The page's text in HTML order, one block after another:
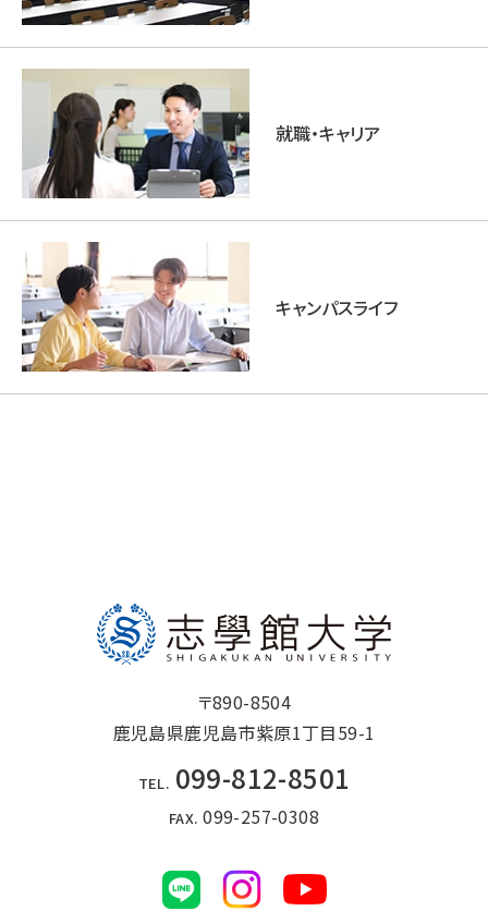
就職・キャリア
キャンパスライフ
〒890-8504
鹿児島県鹿児島市紫原1丁目59-1
TEL. 099-812-8501
FAX. 099-257-0308